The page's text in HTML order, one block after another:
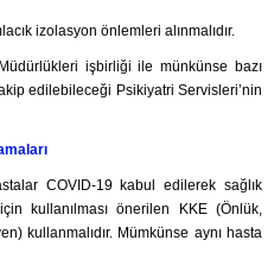
izolasyon önlemleri alınmalıdır.
işbirliği ile münkünse bazı
edilebileceği Psikiyatri Servisleri’nin
COVID-19 kabul edilerek sağlık
kullanılması önerilen KKE (Önlük,
kullanmalıdır. Mümkünse aynı hasta